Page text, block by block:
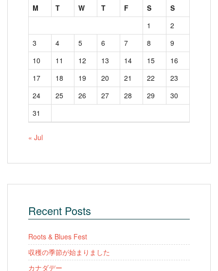
M
T W T F S
S
1
2
3
4 5 6 7 8
9
10
11 12 13 14 15
16
17
18 19 20 21 22
23
24
25 26 27 28 29
30
31
« Jul
Recent Posts
Roots & Blues Fest
収穫の季節が始まりました
カナダデー